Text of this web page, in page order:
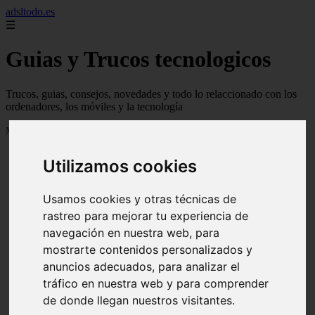
Utilizamos cookies
Usamos cookies y otras técnicas de
rastreo para mejorar tu experiencia de
navegación en nuestra web, para
mostrarte contenidos personalizados y
anuncios adecuados, para analizar el
tráfico en nuestra web y para comprender
de donde llegan nuestros visitantes.
adsltodo.es
☰
Guias y Trucos tecnologicos
Trucos, guias, consejos, novedades y todo lo relaccionado con los
ordenadores, los móviles y la tecnología
Mostrando 1 - 24 de 148 artículos
Newskill Kitsune Review 【Análisis en Español】